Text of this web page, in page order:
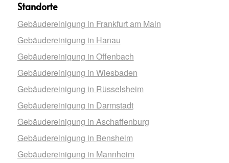
Standorte
Gebäudereinigung in Frankfurt am Main
Gebäudereinigung in Hanau
Gebäudereinigung in Offenbach
Gebäudereinigung in Wiesbaden
Gebäudereinigung in Rüsselsheim
Gebäudereinigung in Darmstadt
Gebäudereinigung in Aschaffenburg
Gebäudereinigung in Bensheim
Gebäudereinigung in Mannheim